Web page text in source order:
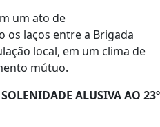
um ato de
os laços entre a Brigada
local, em um clima de
mútuo.
ALUSIVA AO 23º